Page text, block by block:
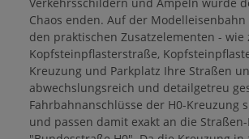
Verkehrsschildern und Ampeln würde
Chaos enden. Auf der
den praktischen Zusatzelementen - wie
Kopfsteinpflasterstraße,
Kreuzung und Parkplatz Ihre Straßen
abwechslungsreich und detailgetreu
Fahrbahnanschlüsse der H0-Kreuzung
und passen damit exakt an die Straßen-